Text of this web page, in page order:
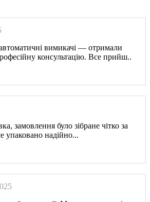
вимикачі — отримали
консультацію. Все прийш..
замовлення було зібране чітко за
упаковано надійно...